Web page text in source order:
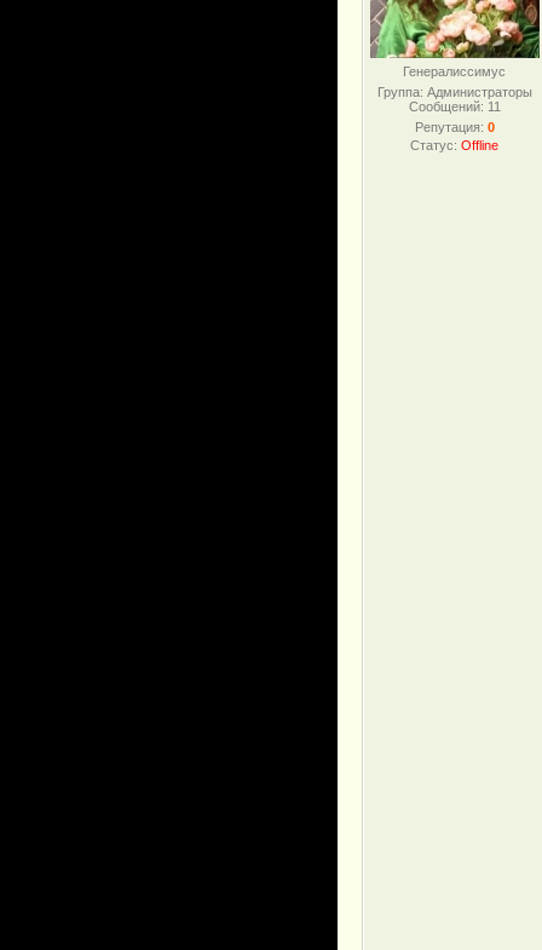
Генералиссимус
Группа: Администраторы
Сообщений: 11
Репутация: 0
Статус:Offline